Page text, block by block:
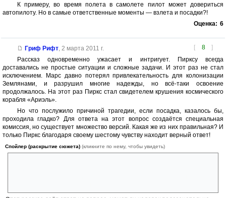
К примеру, во время полета в самолете пилот может довериться
автопилоту. Но в самые ответственные моменты — взлета и посадки?!
Оценка: 6
[ 8 ]
Гриф Рифт, 2 марта 2011 г.
Рассказ одновременно ужасает и интригует. Пирксу всегда
доставались не простые ситуации и сложные задачи. И этот раз не стал
исключением. Марс давно потерял привлекательность для колонизации
Землянами, и разрушил многие надежды, но всё-таки освоение
продолжалось. На этот раз Пиркс стал свидетелем крушения космического
корабля «Ариэль».
Но что послужило причиной трагедии, если посадка, казалось бы,
проходила гладко? Для ответа на этот вопрос создаётся специальная
комиссия, но существует множество версий. Какая же из них правильная? И
только Пиркс благодаря своему шестому чувству находит верный ответ!
Спойлер (раскрытие сюжета) (кликните по нему, чтобы увидеть)